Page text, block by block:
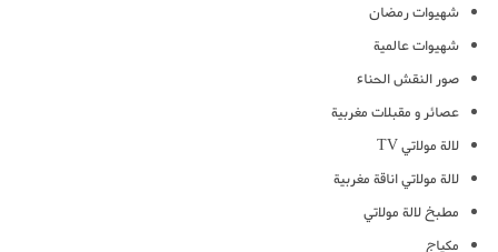
شهيوات رمضان
شهيوات عالمية
صور النقش الحناء
عصائر و مقبلات مغربية
لالة مولاتي TV
لالة مولاتي اناقة مغربية
مطبخ لالة مولاتي
مكياج